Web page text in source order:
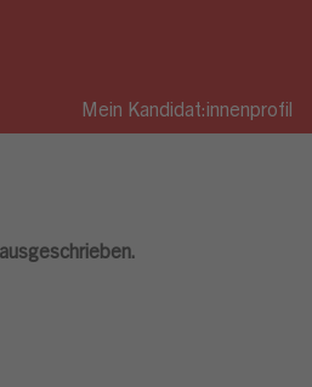
Mein Kandidat:innenprofil